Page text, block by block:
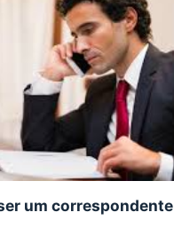
um correspondente